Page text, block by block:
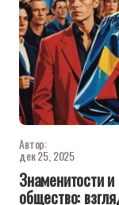
Автор:
дек 25, 2025
Знаменитости
общество: